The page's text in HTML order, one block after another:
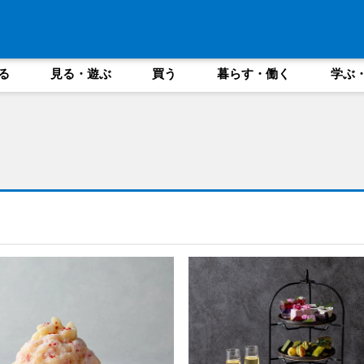
見る・遊ぶ 買う 暮らす・働く 学ぶ